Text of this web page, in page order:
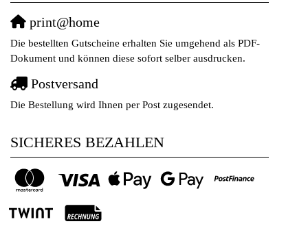
print@home
Die bestellten Gutscheine erhalten Sie umgehend als PDF-
Dokument und können diese sofort selber ausdrucken.
Postversand
Die Bestellung wird Ihnen per Post zugesendet.
SICHERES BEZAHLEN